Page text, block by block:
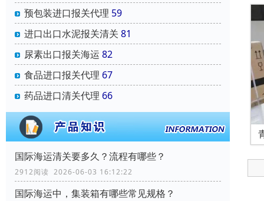
预包装进口报关代理 59
进口出口水泥报关清关 81
尿素出口报关海运 82
食品进口报关代理 67
药品进口清关代理 66
国际海运清关要多久？流程有哪些？
2912阅读 2026-06-03 16:12:22
国际海运中，集装箱有哪些常见规格？